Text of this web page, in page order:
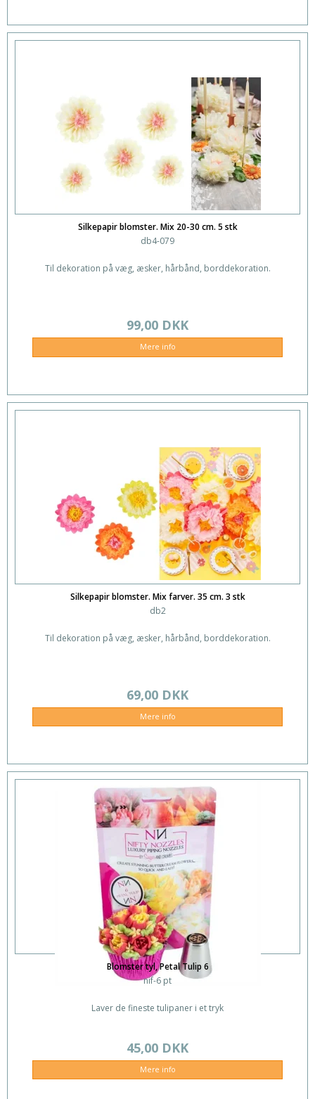
Silkepapir blomster. Mix 20-30 cm. 5 stk
db4-079
Til dekoration på væg, æsker, hårbånd, borddekoration.
99,00 DKK
Mere info
Silkepapir blomster. Mix farver. 35 cm. 3 stk
db2
Til dekoration på væg, æsker, hårbånd, borddekoration.
69,00 DKK
Mere info
Blomster tyl, Petal Tulip 6
nif-6 pt
Laver de fineste tulipaner i et tryk
45,00 DKK
Mere info